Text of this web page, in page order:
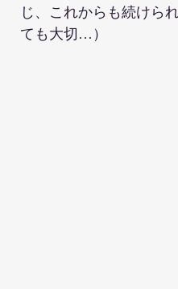
じ、これからも続けら
ても大切…）